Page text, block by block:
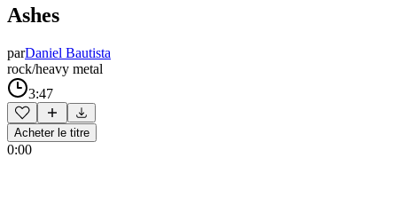
Ashes
parDaniel Bautista
rock/heavy metal
3:47
Acheter le titre
0:00